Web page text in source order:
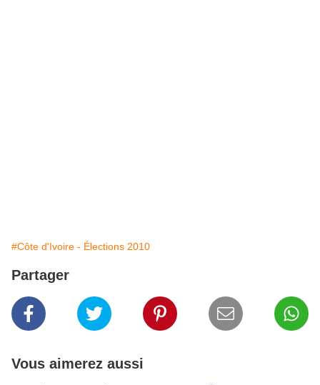
#Côte d'Ivoire - Élections 2010
Partager
Vous aimerez aussi